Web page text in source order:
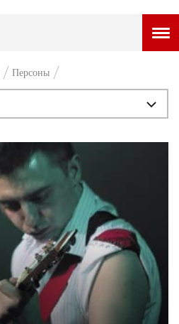
ГОРОДСКОЙ ПОРТАЛ
ПРЕМЬЕРА
ТАМ И ТУТ
СТИЛЬ ЖИЗНИ
ХАЙП
ЧЕЛОВЕК ОСОБЕННЫЙ
КУЛЬТ ЕДЫ
АФИША
Персоны